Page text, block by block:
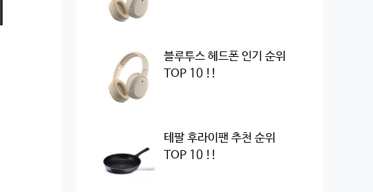
블루투스 헤드폰 인기 순위
TOP 10 !!
테팔 후라이팬 추천 순위
TOP 10 !!